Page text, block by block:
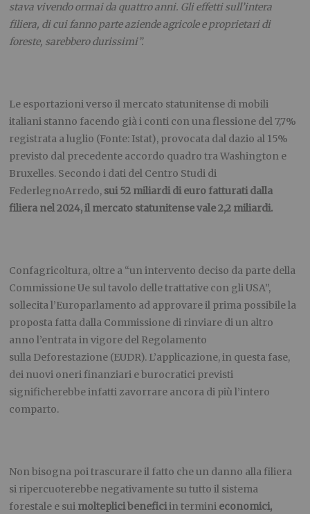
stava vivendo ormai da quattro anni. Gli effetti sull’intera
filiera, di cui fanno parte aziende agricole e proprietari di
foreste, sarebbero durissimi”.
Le esportazioni verso il mercato statunitense di mobili
italiani stanno facendo già i conti con una flessione del 7,7%
registrata a luglio (Fonte: Istat), provocata dal dazio al 15%
previsto dal precedente accordo quadro tra Washington e
Bruxelles. Secondo i dati del Centro Studi di
FederlegnoArredo, sui 52 miliardi di euro fatturati dalla
filiera nel 2024, il mercato statunitense vale 2,2 miliardi.
Confagricoltura, oltre a “un intervento deciso da parte della
Commissione Ue sul tavolo delle trattative con gli USA”,
sollecita l’Europarlamento ad approvare il prima possibile la
proposta fatta dalla Commissione di rinviare di un altro
anno l’entrata in vigore del Regolamento
sulla Deforestazione (EUDR). L’applicazione, in questa fase,
dei nuovi oneri finanziari e burocratici previsti
significherebbe infatti zavorrare ancora di più l’intero
comparto.
Non bisogna poi trascurare il fatto che un danno alla filiera
si ripercuoterebbe negativamente su tutto il sistema
forestale e sui molteplici beneficiin termini economici,